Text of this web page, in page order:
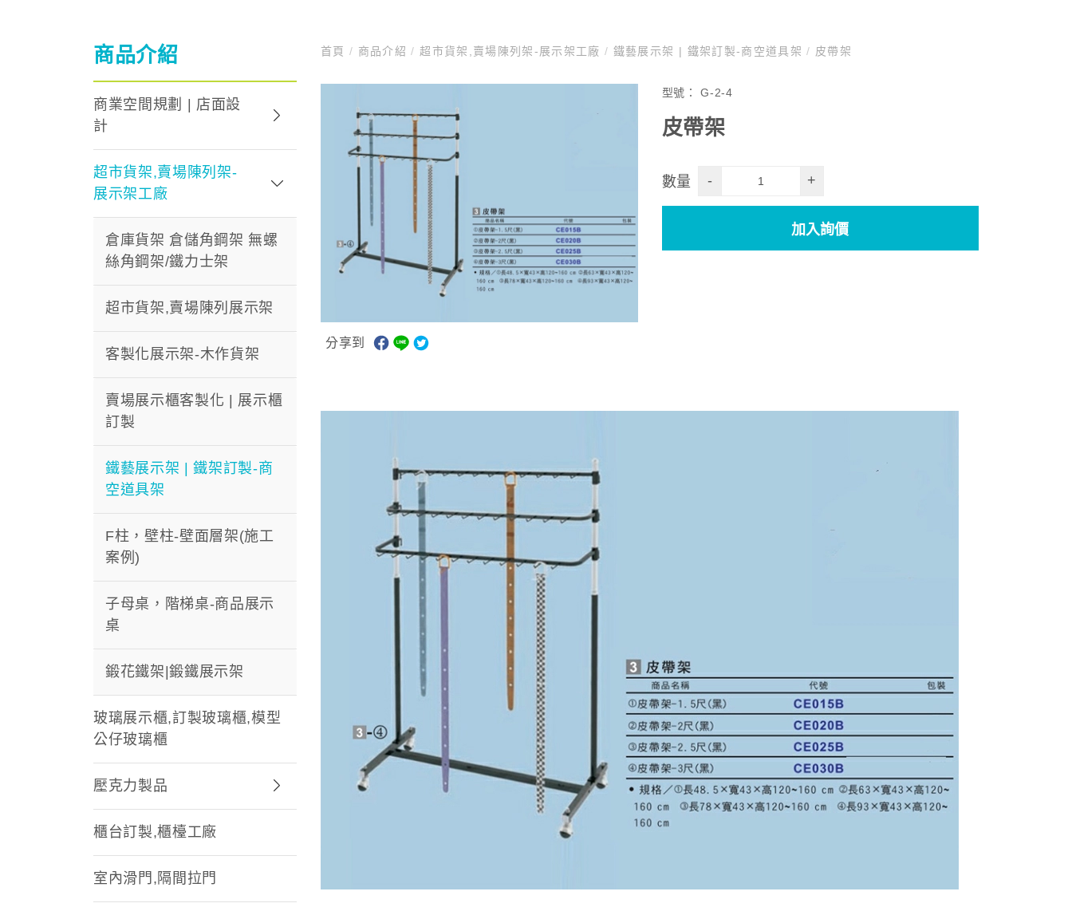
商品介紹
商業空間規劃 | 店面設
計
超市貨架,賣場陳列架-
展示架工廠
倉庫貨架 倉儲角鋼架 無螺
絲角鋼架/鐵力士架
超市貨架,賣場陳列展示架
客製化展示架-木作貨架
賣場展示櫃客製化 | 展示櫃
訂製
鐵藝展示架 | 鐵架訂製-商
空道具架
F柱，壁柱-壁面層架(施工
案例)
子母桌，階梯桌-商品展示
桌
鍛花鐵架|鍛鐵展示架
玻璃展示櫃,訂製玻璃櫃,模型
公仔玻璃櫃
壓克力製品
櫃台訂製,櫃檯工廠
室內滑門,隔間拉門
首頁/ 商品介紹/ 超市貨架,賣場陳列架-展示架工廠/ 鐵藝展示架 | 鐵架訂製-商空道具架/ 皮帶架
分享到
型號：G-2-4
皮帶架
數量 - +
加入詢價